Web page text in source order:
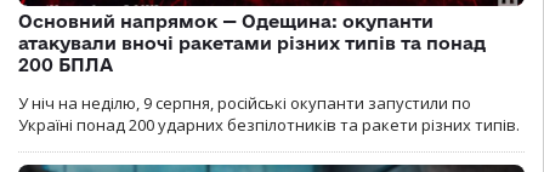
Основний напрямок — Одещина: окупанти
атакували вночі ракетами різних типів та понад
200 БПЛА
У ніч на неділю, 9 серпня, російські окупанти запустили по
Україні понад 200 ударних безпілотників та ракети різних типів.